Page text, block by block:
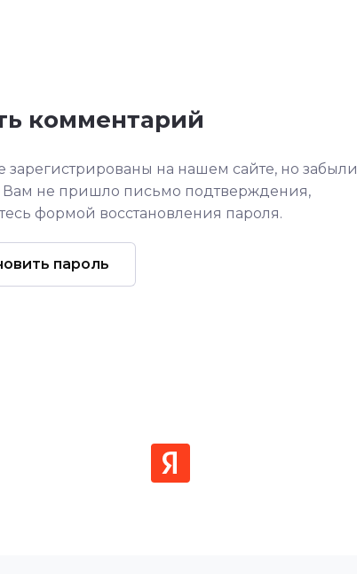
комментарий
зарегистрированы на нашем сайте, но забыли
Вам не пришло письмо подтверждения,
формой восстановления пароля.
пароль